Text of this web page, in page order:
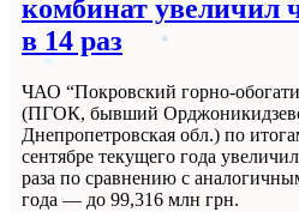
комбинат увеличил
в 14 раз
ЧАО “Покровский горно-
(ПГОК, бывший
Днепропетровская обл.) по
сентябре текущего года
раза по сравнению с
года — до 99,316 млн грн.